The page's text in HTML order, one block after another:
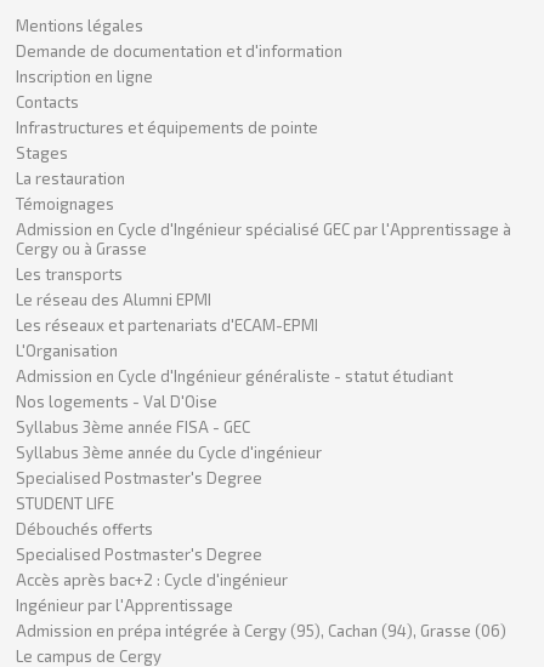
Mentions légales
Demande de documentation et d'information
Inscription en ligne
Contacts
Infrastructures et équipements de pointe
Stages
La restauration
Témoignages
Admission en Cycle d'Ingénieur spécialisé GEC par l'Apprentissage à
Cergy ou à Grasse
Les transports
Le réseau des Alumni EPMI
Les réseaux et partenariats d'ECAM-EPMI
L'Organisation
Admission en Cycle d'Ingénieur généraliste - statut étudiant
Nos logements - Val D'Oise
Syllabus 3ème année FISA - GEC
Syllabus 3ème année du Cycle d'ingénieur
Specialised Postmaster's Degree
STUDENT LIFE
Débouchés offerts
Specialised Postmaster's Degree
Accès après bac+2 : Cycle d'ingénieur
Ingénieur par l'Apprentissage
Admission en prépa intégrée à Cergy (95), Cachan (94), Grasse (06)
Le campus de Cergy